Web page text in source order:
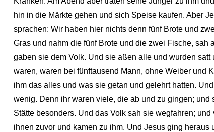
hin in die Märkte gehen und sich Speise kaufen. Aber
sprachen: Wir haben hier nichts denn fünf Brote und
Gras und nahm die fünf Brote und die zwei Fische,
gaben sie dem Volk. Und sie aßen alle und wurden
waren, waren bei fünftausend Mann, ohne Weiber und
ihm das alles und was sie getan und gelehrt hatten.
wenig. Denn ihr waren viele, die ab und zu gingen;
Stätte besonders. Und das Volk sah sie wegfahren;
ihnen zuvor und kamen zu ihm. Und Jesus ging